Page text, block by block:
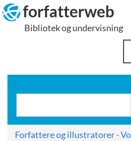
Hop
til
indhold
forfatterweb
Bibliotek og undervisning
Forfattere og illustratorer -